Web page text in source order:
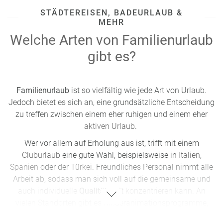
STÄDTEREISEN, BADEURLAUB &
MEHR
Welche Arten von Familienurlaub
gibt es?
Familienurlaub ist so vielfältig wie jede Art von Urlaub.
Jedoch bietet es sich an, eine grundsätzliche Entscheidung
zu treffen zwischen einem eher ruhigen und einem eher
aktiven Urlaub.
Wer vor allem auf Erholung aus ist, trifft mit einem
Cluburlaub eine gute Wahl, beispielsweise in Italien,
Spanien oder der Türkei. Freundliches Personal nimmt alle
Arbeit ab, sodass man sich voll auf die gemeinsame und
Qualitätszeit